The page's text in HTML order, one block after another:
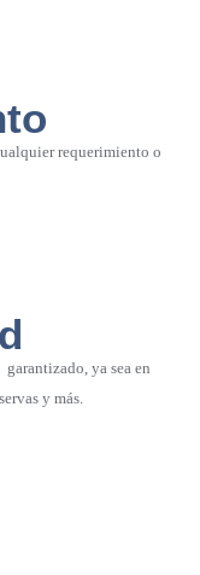
requerimiento o
ya sea en
y más.